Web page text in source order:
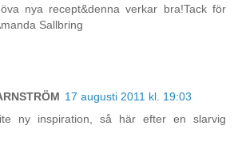
nya recept&denna verkar bra!Tack för
Sallbring
17 augusti 2011 kl. 19:03
ny inspiration, så här efter en slarvig